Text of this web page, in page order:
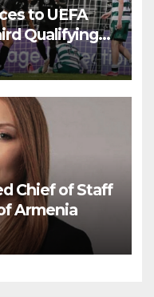
to UEFA
Qualifying
Chief of Staff
Armenia